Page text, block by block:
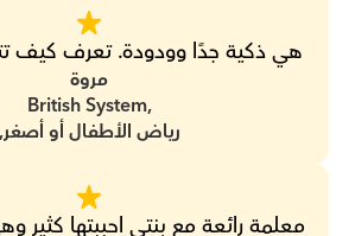
هي ذكية جدًا وودودة. تعرف كيف
مروة
رياض الأطفال أو أصغر,
British System,